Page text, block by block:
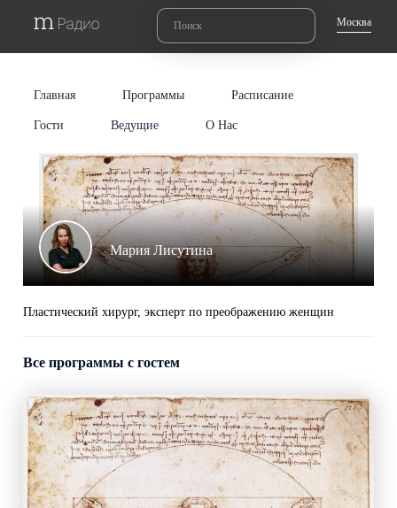
Москва
Главная Программы Расписание
Гости Ведущие О Нас
Мария Лисутина
Пластический хирург, эксперт по преображению женщин
Все программы с гостем